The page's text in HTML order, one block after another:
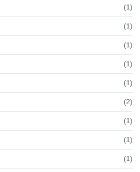
(1)
(1)
(1)
(1)
(1)
(2)
(1)
(1)
(1)